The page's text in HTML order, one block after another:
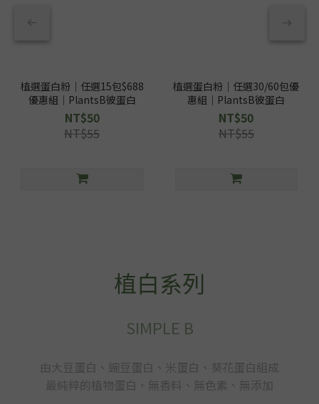
植選蛋白粉｜任選15包$688
優惠組｜PlantsB彼蛋白
NT$50
NT$55
植選蛋白粉｜任選30/60包優
惠組｜PlantsB彼蛋白
NT$50
NT$55
植白系列
SIMPLE B
由大豆蛋白、豌豆蛋白、米蛋白、葵花蛋白組成
最純粹的植物蛋白，無香料、無色素、無添加